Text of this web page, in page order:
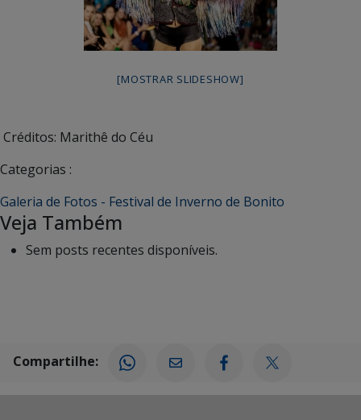
[MOSTRAR SLIDESHOW]
Créditos: Marithê do Céu
Categorias :
Galeria de Fotos - Festival de Inverno de Bonito
Veja Também
Sem posts recentes disponíveis.
Compartilhe: